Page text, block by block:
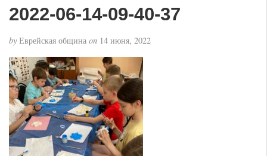
2022-06-14-09-40-37
by Еврейская община on 14 июня, 2022